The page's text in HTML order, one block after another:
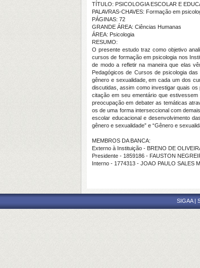
TÍTULO: PSICOLOGIA ESCOLAR E
PALAVRAS-CHAVES: Formação em
PÁGINAS: 72
GRANDE ÁREA: Ciências Humanas
ÁREA: Psicologia
RESUMO:
O presente estudo traz como objetivo
cursos de formação em psicologia nos
de modo a refletir na maneira que elas
Pedagógicos de Cursos de psicologia
gênero e sexualidade, em cada um dos
discutidas, assim como investigar quais
citação em seu ementário que
preocupação em debater as temáticas
os de uma forma interseccional com
escolar educacional e desenvolvimento
gênero e sexualidade” e “Gênero e
MEMBROS DA BANCA:
Externo à Instituição - BRENO DE
Presidente - 1859186 - FAUSTON
Interno - 1774313 - JOAO PAULO SALES
SIGAA |